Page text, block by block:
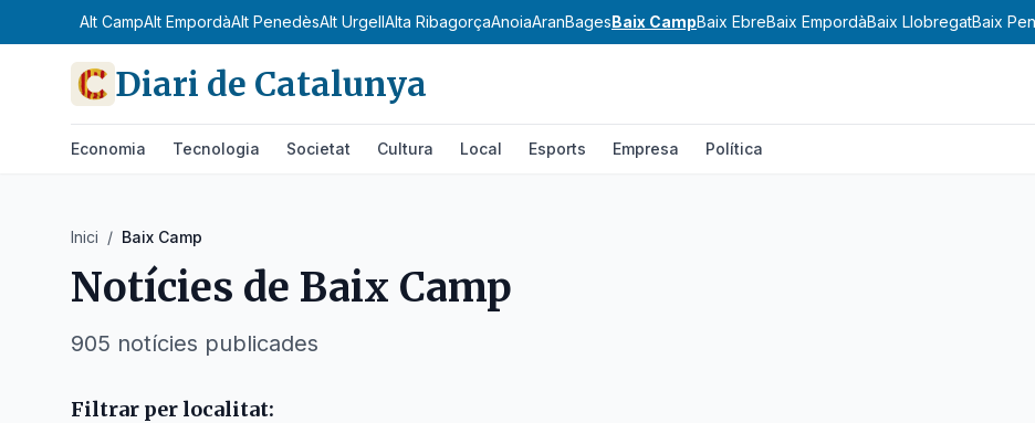
Alt CampAlt EmpordàAlt PenedèsAlt UrgellAlta RibagorçaAnoiaAranBagesBaix CampBaix EbreBaix EmpordàBaix LlobregatBaix
Diari de Catalunya
Economia Tecnologia Societat Cultura Local Esports Empresa Política
Inici / Baix Camp
Notícies de Baix Camp
905 notícies publicades
Filtrar per localitat: